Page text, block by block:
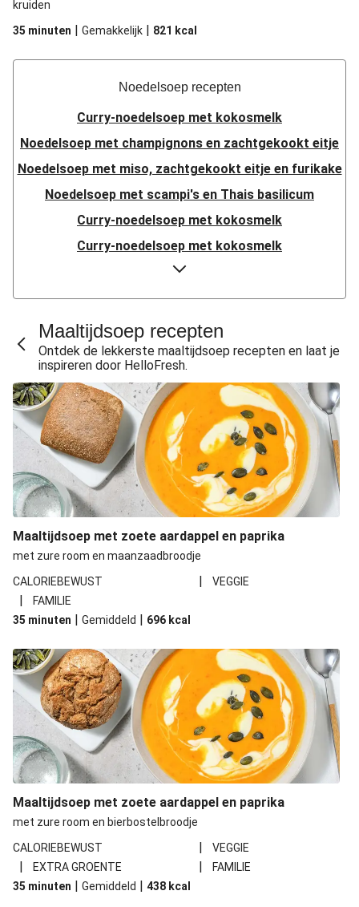
kruiden
35 minuten | Gemakkelijk | 821 kcal
Noedelsoep recepten
Curry-noedelsoep met kokosmelk
Noedelsoep met champignons en zachtgekookt eitje
Noedelsoep met miso, zachtgekookt eitje en furikake
Noedelsoep met scampi's en Thais basilicum
Curry-noedelsoep met kokosmelk
Curry-noedelsoep met kokosmelk
Curry-noedelsoep met kokosmelk
Fusion noedelsoep met kip en sticky geglaceerde
Garnalen met noedelsoep à la laksa en Thais basilicum
Noedelsoep met kip à la pho
Curry-noedelsoep met kokosmelk
Noedelsoep met kip à la pho
Curry-noedelsoep met kokosmelk
Noedelsoep met kip à la pho
Curry-noedelsoep met kokosmelk
Champignon-noedelsoep met ei
Curry-noedelsoep met kokosmelk
Noedelsoep met gebakken pangasiusfilet
Noedelsoep met garnalen en paksoi
Noedelsoep met champignons en zachtgekookt eitje
Noedelsoep met kip à la pho
Maaltijdsoep recepten
Ontdek de lekkerste maaltijdsoep recepten en laat je
inspireren door HelloFresh.
Maaltijdsoep met zoete aardappel en paprika
met zure room en maanzaadbroodje
CALORIEBEWUST
| VEGGIE
|
FAMILIE
35 minuten | Gemiddeld | 696 kcal
Maaltijdsoep met zoete aardappel en paprika
met zure room en bierbostelbroodje
CALORIEBEWUST
| VEGGIE
| EXTRA GROENTE |
FAMILIE
35 minuten | Gemiddeld | 438 kcal